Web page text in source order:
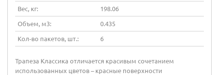
Вес, кг:
198.06
Объем, м3:
0.435
Кол-во пакетов, шт.:
6
Трапеза Классика отличается красивым сочетанием
использованных цветов – красные поверхности